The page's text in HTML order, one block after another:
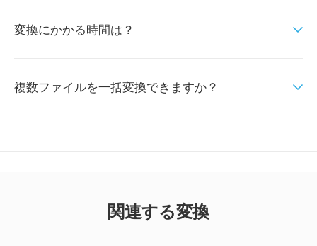
変換にかかる時間は？
複数ファイルを一括変換できますか？
関連する変換